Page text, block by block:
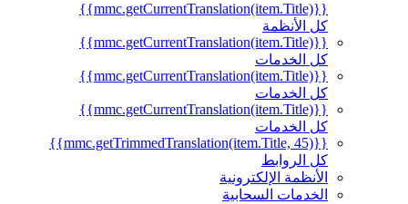
{{mmc.getCurrentTranslation(item.Title)}}
كل الأنظمة
{{mmc.getCurrentTranslation(item.Title)}}
كل الخدمات
{{mmc.getCurrentTranslation(item.Title)}}
كل الخدمات
{{mmc.getCurrentTranslation(item.Title)}}
كل الخدمات
{{mmc.getTrimmedTranslation(item.Title, 45)}}
كل الروابط
الأنظمة الإلكترونية
الخدمات السحابية